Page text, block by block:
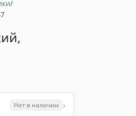
Нет в наличии ›